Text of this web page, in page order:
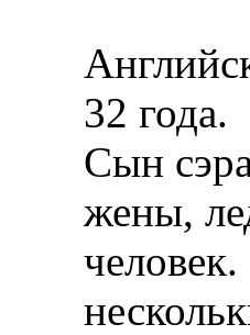
32 года.
Сын
жены,